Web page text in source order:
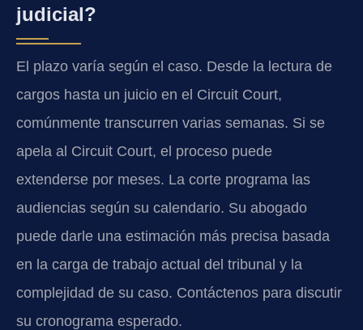
judicial?
El plazo varía según el caso. Desde la lectura de
cargos hasta un juicio en el Circuit Court,
comúnmente transcurren varias semanas. Si se
apela al Circuit Court, el proceso puede
extenderse por meses. La corte programa las
audiencias según su calendario. Su abogado
puede darle una estimación más precisa basada
en la carga de trabajo actual del tribunal y la
complejidad de su caso. Contáctenos para discutir
su cronograma esperado.